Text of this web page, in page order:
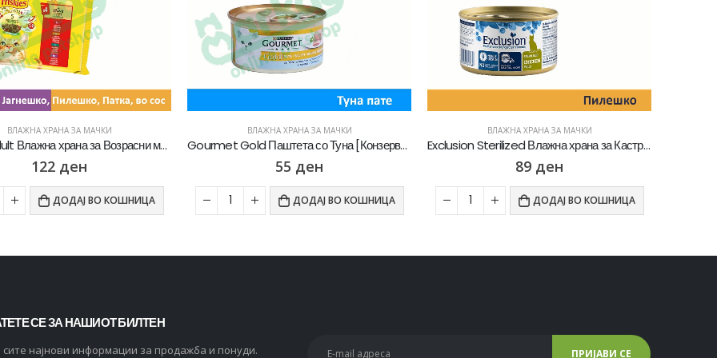
ВЛАЖНА ХРАНА ЗА МАЧКИ
Friskies Adult Влажна храна за Возрасни мачки со Говедско, Пилешко, Јагнешко, Патка во сос [Кесичка 4×85гр]
122 ден
ДОДАЈ ВО КОШНИЦА
ВЛАЖНА ХРАНА ЗА МАЧКИ
Gourmet Gold Паштета со Туна [Конзерва 85гр]
55 ден
ДОДАЈ ВО КОШНИЦА
ВЛАЖНА ХРАНА ЗА МАЧКИ
Exclusion Sterilized Влажна храна за Кастрирани мачки со Пилешко пате [Конзерва 85гр]
89 ден
ДОДАЈ ВО КОШНИЦА
СЕ ЗА НАШИОТ БИЛТЕН
сите најнови информации за продажба и понуди.